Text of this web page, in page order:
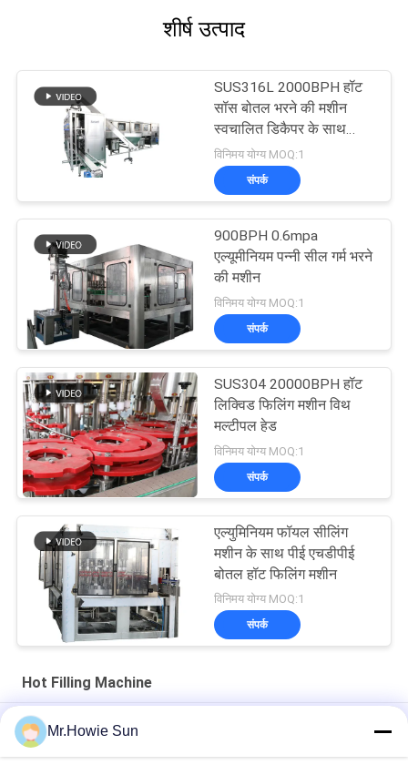
शीर्ष उत्पाद
SUS316L 2000BPH हॉट
सॉस बोतल भरने की मशीन
स्वचालित डिकैपर के साथ
With
विनिमय योग्य MOQ:1
संपर्क
900BPH 0.6mpa
एल्यूमीनियम पन्नी सील गर्म भरने
की मशीन
विनिमय योग्य MOQ:1
संपर्क
SUS304 20000BPH हॉट
लिक्विड फिलिंग मशीन विथ
मल्टीपल हेड
विनिमय योग्य MOQ:1
संपर्क
एल्युमिनियम फॉयल सीलिंग
मशीन के साथ पीई एचडीपीई
बोतल हॉट फिलिंग मशीन
विनिमय योग्य MOQ:1
संपर्क
Hot Filling Machine
Plastic Bottle Hot Filling Machine 3 In 1 For Fruit Juice
Processing
Mr.Howie Sun